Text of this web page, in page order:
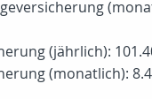
(jährlich):
(monatlich):